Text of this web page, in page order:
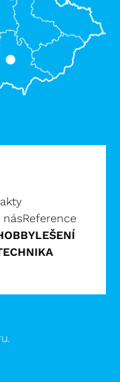
LEŠENÍ
násReference